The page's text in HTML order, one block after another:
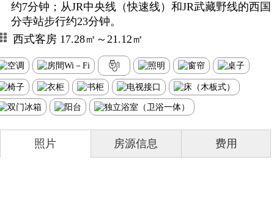
约7分钟；从JR中央线（快速线）和JR武藏野线的西国
分寺站步行约23分钟。
西式客房 17.28㎡～21.12㎡
照片 房源信息 费用